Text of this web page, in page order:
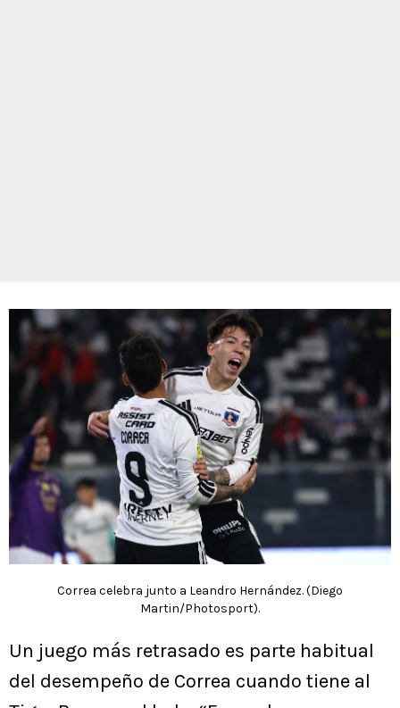
Correa celebra junto a Leandro Hernández. (Diego
Martin/Photosport).
Un juego más retrasado es parte habitual
del desempeño de Correa cuando tiene al